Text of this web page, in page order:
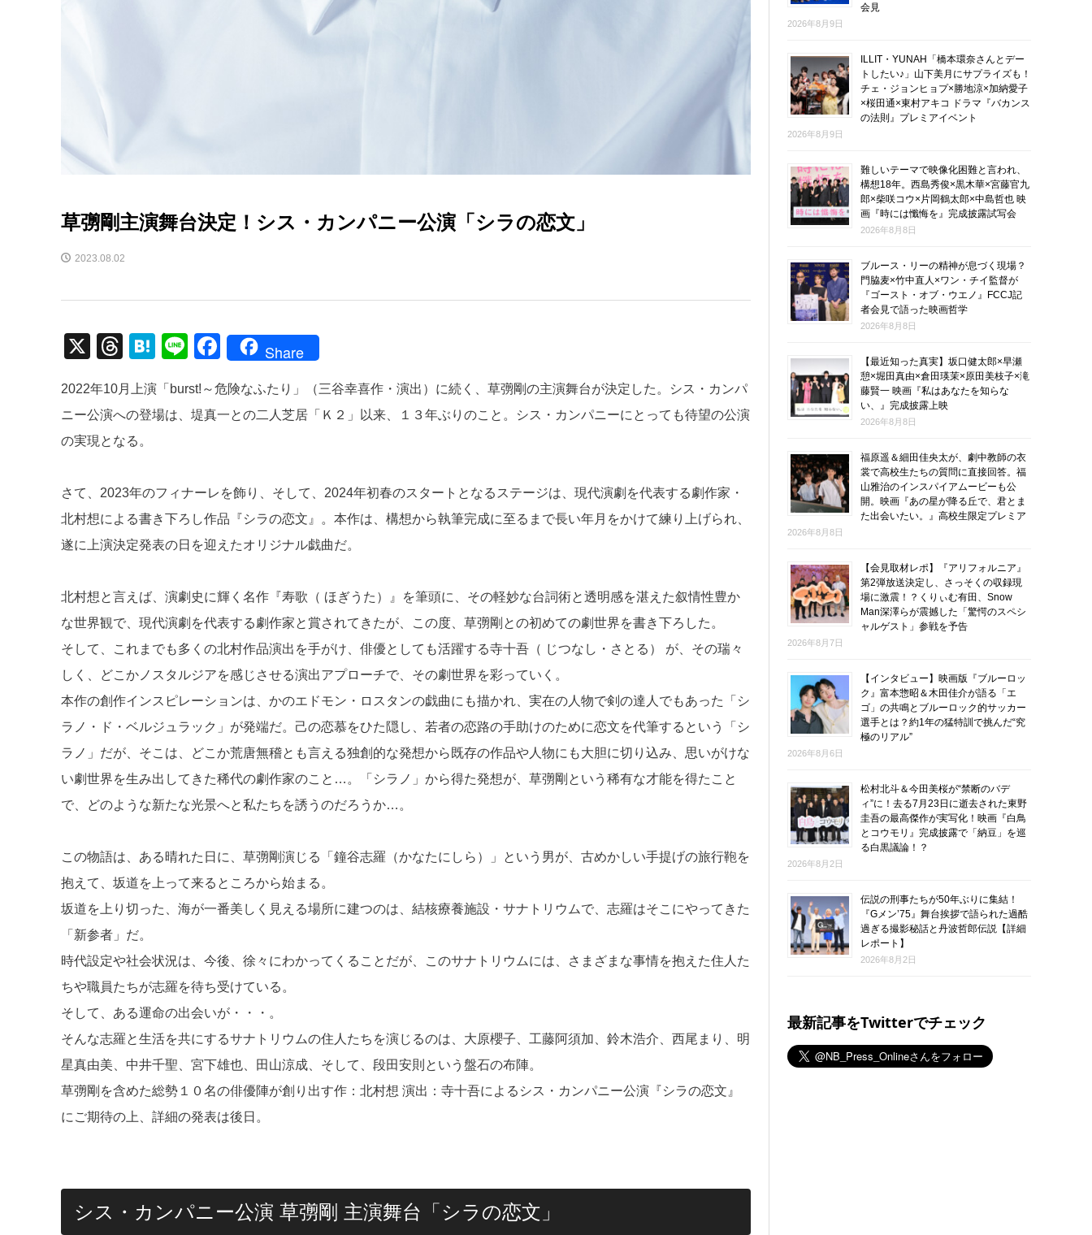
草彅剛主演舞台決定！シス・カンパニー公演「シラの恋文」
2023.08.02
X
T
e
a
d
H
e
n
Li
e
F
c
e
o
k
Share
2022年10月上演「burst!～危険なふたり」（三谷幸喜作・演出）に続く、草彅剛の主演舞台が決定した。シス・カンパ
ニー公演への登場は、堤真一との二人芝居「Ｋ２」以来、１３年ぶりのこと。シス・カンパニーにとっても待望の公演
の実現となる。
さて、2023年のフィナーレを飾り、そして、2024年初春のスタートとなるステージは、現代演劇を代表する劇作家・
北村想による書き下ろし作品『シラの恋文』。本作は、構想から執筆完成に至るまで長い年月をかけて練り上げられ、
遂に上演決定発表の日を迎えたオリジナル戯曲だ。
北村想と言えば、演劇史に輝く名作『寿歌（ ほぎうた）』を筆頭に、その軽妙な台詞術と透明感を湛えた叙情性豊か
な世界観で、現代演劇を代表する劇作家と賞されてきたが、この度、草彅剛との初めての劇世界を書き下ろした。
そして、これまでも多くの北村作品演出を手がけ、俳優としても活躍する寺十吾（ じつなし・さとる） が、その瑞々
しく、どこかノスタルジアを感じさせる演出アプローチで、その劇世界を彩っていく。
本作の創作インスピレーションは、かのエドモン・ロスタンの戯曲にも描かれ、実在の人物で剣の達人でもあった「シ
ラノ・ド・ベルジュラック」が発端だ。己の恋慕をひた隠し、若者の恋路の手助けのために恋文を代筆するという「シ
ラノ」だが、そこは、どこか荒唐無稽とも言える独創的な発想から既存の作品や人物にも大胆に切り込み、思いがけな
い劇世界を生み出してきた稀代の劇作家のこと…。「シラノ」から得た発想が、草彅剛という稀有な才能を得たこと
で、どのような新たな光景へと私たちを誘うのだろうか…。
この物語は、ある晴れた日に、草彅剛演じる「鐘谷志羅（かなたにしら）」という男が、古めかしい手提げの旅行鞄を
抱えて、坂道を上って来るところから始まる。
坂道を上り切った、海が一番美しく見える場所に建つのは、結核療養施設・サナトリウムで、志羅はそこにやってきた
「新参者」だ。
時代設定や社会状況は、今後、徐々にわかってくることだが、このサナトリウムには、さまざまな事情を抱えた住人た
ちや職員たちが志羅を待ち受けている。
そして、ある運命の出会いが・・・。
そんな志羅と生活を共にするサナトリウムの住人たちを演じるのは、大原櫻子、工藤阿須加、鈴木浩介、西尾まり、明
星真由美、中井千聖、宮下雄也、田山涼成、そして、段田安則という盤石の布陣。
草彅剛を含めた総勢１０名の俳優陣が創り出す作：北村想 演出：寺十吾によるシス・カンパニー公演『シラの恋文』
にご期待の上、詳細の発表は後日。
シス・カンパニー公演 草彅剛 主演舞台「シラの恋文」
会見
2026年8月9日
ILLIT・YUNAH「橋本環奈さんとデー
トしたい♪」山下美月にサプライズも！
チェ・ジョンヒョプ×勝地涼×加納愛子
×桜田通×東村アキコ ドラマ『バカンス
の法則』プレミアイベント
2026年8月9日
難しいテーマで映像化困難と言われ、
構想18年。西島秀俊×黒木華×宮藤官九
郎×柴咲コウ×片岡鶴太郎×中島哲也 映
画『時には懺悔を』完成披露試写会
2026年8月8日
ブルース・リーの精神が息づく現場？
門脇麦×竹中直人×ワン・チイ監督が
『ゴースト・オブ・ウエノ』FCCJ記
者会見で語った映画哲学
2026年8月8日
【最近知った真実】坂口健太郎×早瀬
憩×堀田真由×倉田瑛茉×原田美枝子×滝
藤賢一 映画『私はあなたを知らな
い、』完成披露上映
2026年8月8日
福原遥＆細田佳央太が、劇中教師の衣
裳で高校生たちの質問に直接回答。福
山雅治のインスパイアムービーも公
開。映画『あの星が降る丘で、君とま
た出会いたい。』高校生限定プレミア
2026年8月8日
【会見取材レポ】『アリフォルニア』
第2弾放送決定し、さっそくの収録現
場に激震！？くりぃむ有田、Snow
Man深澤らが震撼した「驚愕のスペシ
ャルゲスト」参戦を予告
2026年8月7日
【インタビュー】映画版『ブルーロッ
ク』富本惣昭＆木田佳介が語る「エ
ゴ」の共鳴とブルーロック的サッカー
選手とは？約1年の猛特訓で挑んだ“究
極のリアル”
2026年8月6日
松村北斗＆今田美桜が“禁断のバデ
ィ”に！去る7月23日に逝去された東野
圭吾の最高傑作が実写化！映画『白鳥
とコウモリ』完成披露で「納豆」を巡
る白黒議論！？
2026年8月2日
伝説の刑事たちが50年ぶりに集結！
『Gメン’75』舞台挨拶で語られた過酷
過ぎる撮影秘話と丹波哲郎伝説【詳細
レポート】
2026年8月2日
最新記事をTwitterでチェック